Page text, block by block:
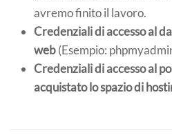
avremo finito il lavoro.
Credenziali di accesso al
web(Esempio:
Credenziali di accesso al
acquistato lo spazio di